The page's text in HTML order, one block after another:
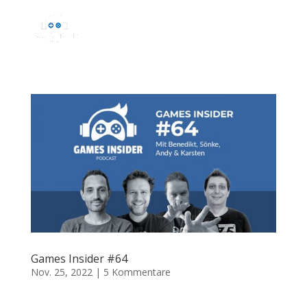
Games Insider #64
Nov. 25, 2022 | 5 Kommentare